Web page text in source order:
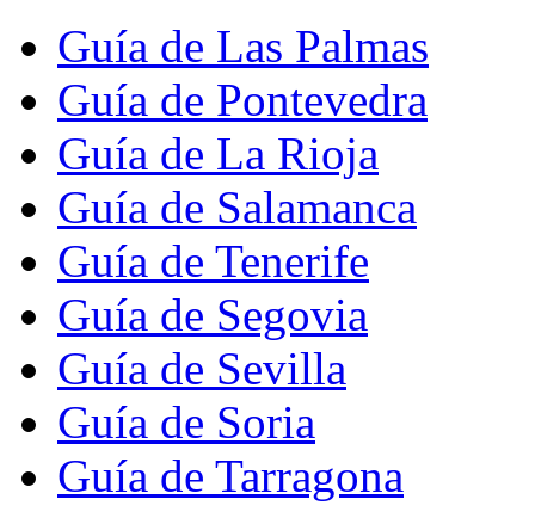
Guía de Las Palmas
Guía de Pontevedra
Guía de La Rioja
Guía de Salamanca
Guía de Tenerife
Guía de Segovia
Guía de Sevilla
Guía de Soria
Guía de Tarragona